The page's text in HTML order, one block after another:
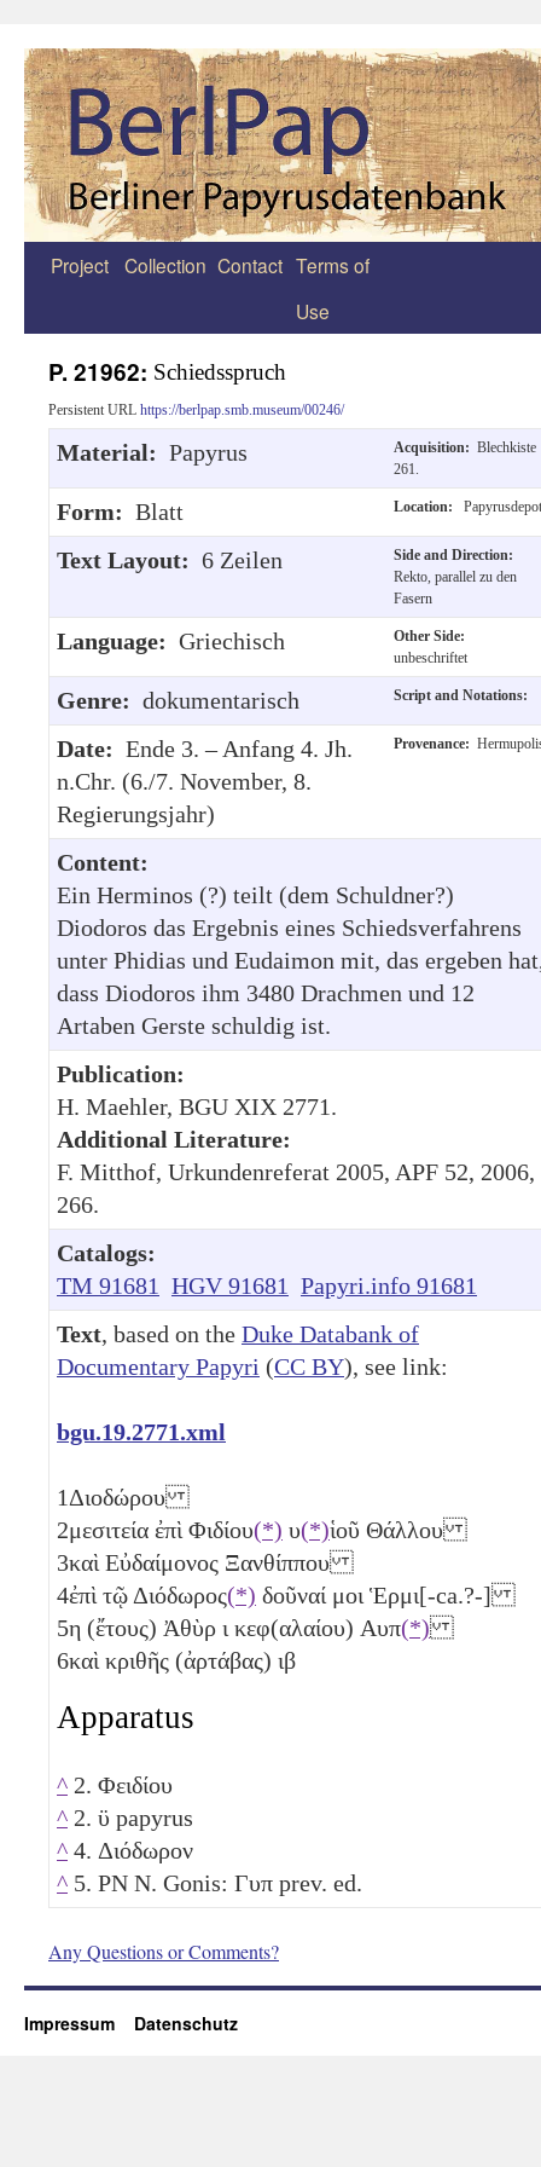
Zum
Project Collection Contact Terms of
Use
P. 21962: Schiedsspruch
Persistent URL https://berlpap.smb.museum/00246/
Material: Papyrus Acquisition: Blechkiste
261.
Form: Blatt Location: Papyrusdepot
Text Layout: 6 Zeilen
Side and Direction:
Rekto, parallel zu den
Fasern
Language: Griechisch
Other Side:
unbeschriftet
Genre: dokumentarisch Script and Notations:
Date: Ende 3. – Anfang 4. Jh.
n.Chr. (6./7. November, 8.
Regierungsjahr)
Provenance:
Content:
Ein Herminos (?) teilt (dem Schuldner?)
Diodoros das Ergebnis eines Schiedsverfahrens
unter Phidias und Eudaimon mit, das ergeben
dass Diodoros ihm 3480 Drachmen und 12
Artaben Gerste schuldig ist.
Publication:
H. Maehler, BGU XIX 2771.
Additional Literature:
F. Mitthof, Urkundenreferat 2005, APF 52, 2006,
266.
Catalogs:
TM 91681 HGV 91681 Papyri.info 91681
Text, based on the Duke Databank of
Documentary Papyri (CC BY), see link:
bgu.19.2771.xml
1Διοδώρου
2μεσιτεία ἐπὶ Φιδίου(*) υ(*)ἱοῦ Θάλλου
3καὶ Εὐδαίμονος Ξανθίππου
4ἐπὶ τῷ Διόδωρος(*) δοῦναί μοι Ἑρμι[-ca.?-]
5η (ἔτους) Ἀθὺρ ι κεφ(αλαίου) Αυπ(*)
6καὶ κριθῆς (ἀρτάβας) ιβ
Apparatus
^ 2. Φειδίου
^ 2. ϋ papyrus
^ 4. Διόδωρον
^ 5. PN N. Gonis: Γυπ prev. ed.
Any Questions or Comments?
Impressum Datenschutz